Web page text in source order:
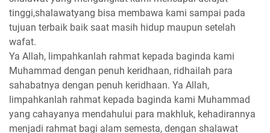
tinggi,shalawatyang bisa membawa kami sampai pada
tujuan terbaik baik saat masih hidup maupun setelah
wafat.
Ya Allah, limpahkanlah rahmat kepada baginda kami
Muhammad dengan penuh keridhaan, ridhailah para
sahabatnya dengan penuh keridhaan. Ya Allah,
limpahkanlah rahmat kepada baginda kami Muhammad
yang cahayanya mendahului para makhluk, kehadirannya
menjadi rahmat bagi alam semesta, dengan shalawat